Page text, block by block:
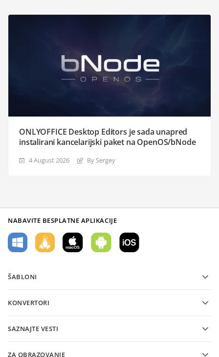
ONLYOFFICE Desktop Editors je sada unapred
instalirani kancelarijski paket na OpenOS/bNode
4 August 2026 By Sergey
NABAVITE BESPLATNE APLIKACIJE
ŠABLONI
Šabloni tekstualnih dokumenata
Šabloni prezentacija
KONVERTORI
Konvertujte tabele
SAZNAJTE VESTI
ZA OBRAZOVANJE